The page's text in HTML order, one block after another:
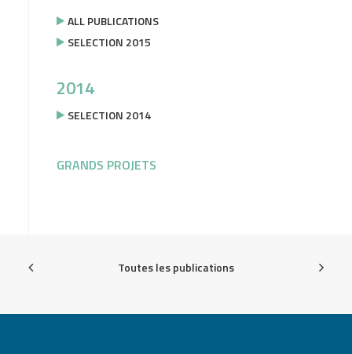
ALL PUBLICATIONS
SELECTION 2015
2014
SELECTION 2014
GRANDS PROJETS
Toutes les publications